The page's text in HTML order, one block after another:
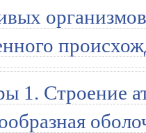
1. Строение